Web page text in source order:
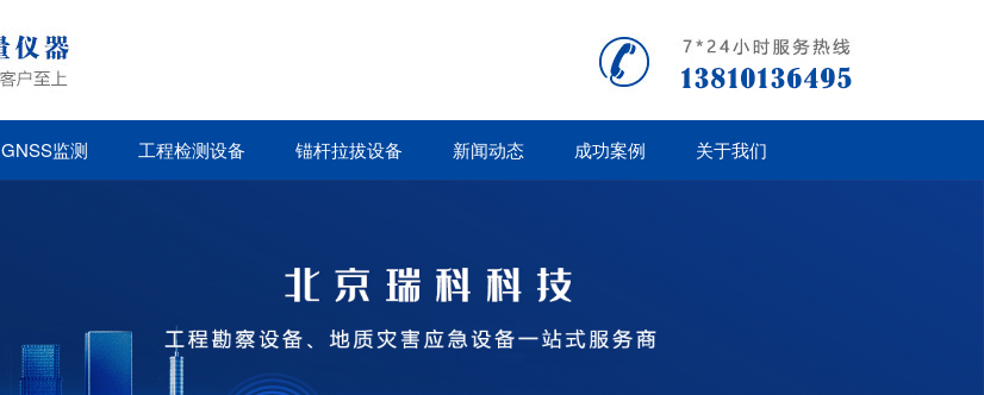
GNSS监测 工程检测设备 锚杆拉拔设备 新闻动态 成功案例 关于我们